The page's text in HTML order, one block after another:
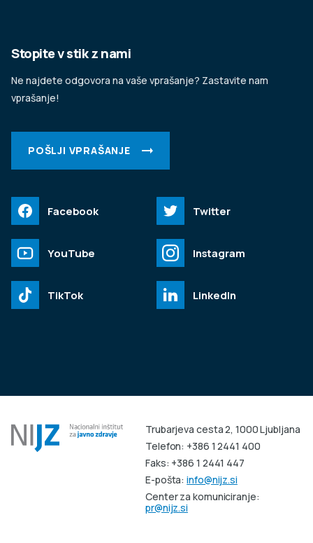
Trubarjeva cesta 2, 1000 Ljubljana
Telefon: +386 1 2441 400
Faks: +386 1 2441 447
E-pošta:info@nijz.si
Center za komuniciranje:
pr@nijz.si
Stopite v stik z nami
Ne najdete odgovora na vaše vprašanje? Zastavite nam
vprašanje!
POŠLJI VPRAŠANJE
Facebook Twitter
YouTube Instagram
TikTok LinkedIn